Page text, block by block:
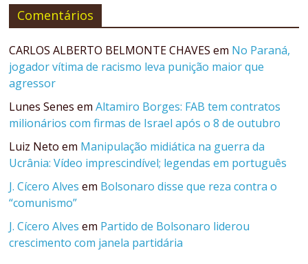
Comentários
CARLOS ALBERTO BELMONTE CHAVES em No Paraná,
jogador vítima de racismo leva punição maior que
agressor
Lunes Senes emAltamiro Borges: FAB tem contratos
milionários com firmas de Israel após o 8 de outubro
Luiz Neto em Manipulação midiática na guerra da
Ucrânia: Vídeo imprescindível; legendas em português
J. Cícero Alves em Bolsonaro disse que reza contra o
“comunismo”
J. Cícero Alves em Partido de Bolsonaro liderou
crescimento com janela partidária